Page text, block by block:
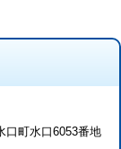
口町水口6053番地